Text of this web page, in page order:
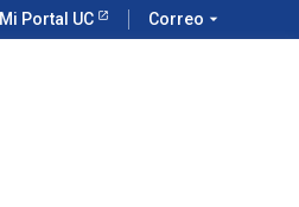
Mi Portal UC Correo arrow_drop_down